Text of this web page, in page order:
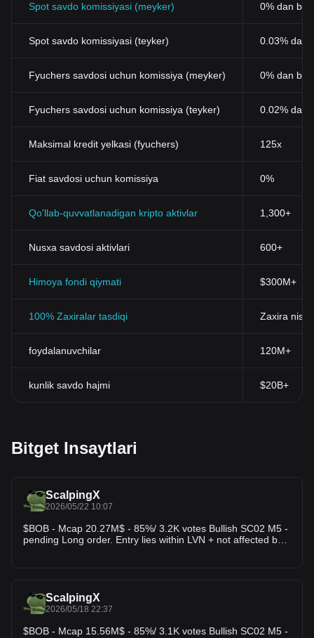
Spot savdo komissiyasi (meyker) 0% dan
Spot savdo komissiyasi (teyker) 0.03% dan
Fyuchers savdosi uchun komissiya (meyker) 0% dan
Fyuchers savdosi uchun komissiya (teyker) 0.02% dan
Maksimal kredit yelkasi (fyuchers) 125x
Fiat savdosi uchun komissiya 0%
Qo'llab-quvvatlanadigan kripto aktivlar 1,300+
Nusxa savdosi aktivlari 600+
Himoya fondi qiymati $300M+
100% Zaxiralar tasdiqi Zaxira
foydalanuvchilar 120M+
kunlik savdo hajmi $20B+
Bitget Insaytlari
ScalpingX
2026/05/22 10:07
$BOB - Mcap 20.27M$ - 85%/ 3.2K votes Bullish SC02 M5 -
pending Long order. Entry lies within LVN + not affected by
ScalpingX
2026/05/18 22:37
$BOB - Mcap 15.56M$ - 85%/ 3.1K votes Bullish SC02 M5 -